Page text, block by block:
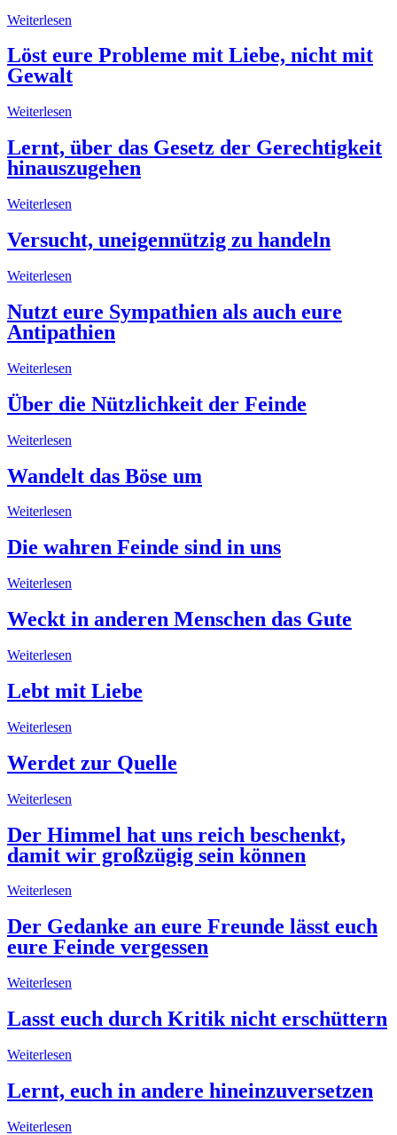
Weiterlesen
Löst eure Probleme mit Liebe, nicht mit
Gewalt
Weiterlesen
Lernt, über das Gesetz der Gerechtigkeit
hinauszugehen
Weiterlesen
Versucht, uneigennützig zu handeln
Weiterlesen
Nutzt eure Sympathien als auch eure
Antipathien
Weiterlesen
Über die Nützlichkeit der Feinde
Weiterlesen
Wandelt das Böse um
Weiterlesen
Die wahren Feinde sind in uns
Weiterlesen
Weckt in anderen Menschen das Gute
Weiterlesen
Lebt mit Liebe
Weiterlesen
Werdet zur Quelle
Weiterlesen
Der Himmel hat uns reich beschenkt,
damit wir großzügig sein können
Weiterlesen
Der Gedanke an eure Freunde lässt euch
eure Feinde vergessen
Weiterlesen
Lasst euch durch Kritik nicht erschüttern
Weiterlesen
Lernt, euch in andere hineinzuversetzen
Weiterlesen